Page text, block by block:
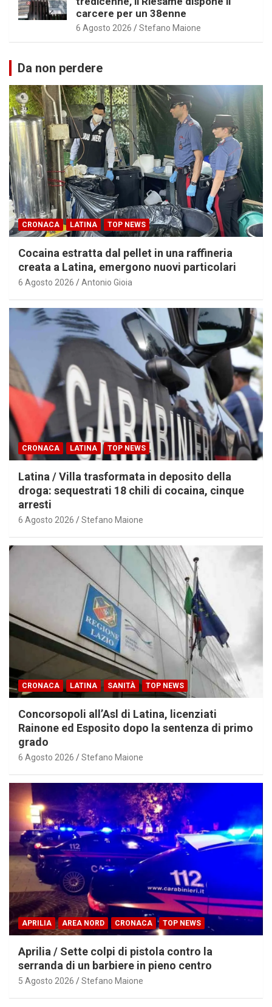
carcere per un 38enne
6 Agosto 2026 Stefano Maione
Da non perdere
CRONACA LATINA TOP NEWS
Cocaina estratta dal pellet in una raffineria
creata a Latina, emergono nuovi particolari
6 Agosto 2026 Antonio Gioia
CRONACA LATINA TOP NEWS
Latina / Villa trasformata in deposito della
droga: sequestrati 18 chili di cocaina, cinque
arresti
6 Agosto 2026 Stefano Maione
CRONACA LATINA SANITÀ TOP NEWS
Concorsopoli all’Asl di Latina, licenziati
Rainone ed Esposito dopo la sentenza di primo
grado
6 Agosto 2026 Stefano Maione
APRILIA AREA NORD CRONACA TOP NEWS
Aprilia / Sette colpi di pistola contro la
serranda di un barbiere in pieno centro
5 Agosto 2026 Stefano Maione